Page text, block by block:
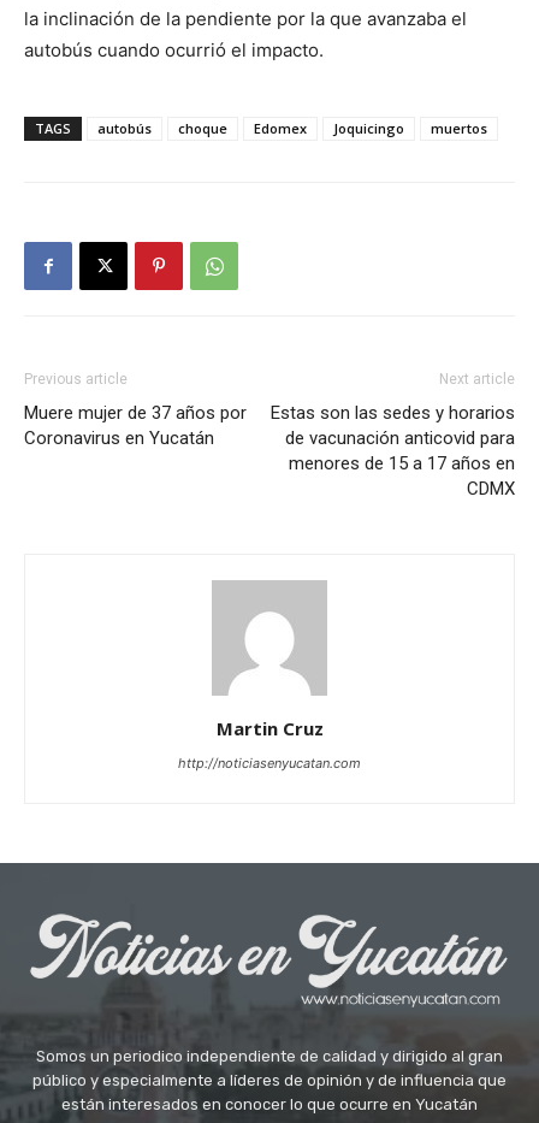
la inclinación de la pendiente por la que avanzaba el
autobús cuando ocurrió el impacto.
TAGS autobús choque Edomex Joquicingo muertos
Previous article
Muere mujer de 37 años por
Coronavirus en Yucatán
Next article
Estas son las sedes y horarios
de vacunación anticovid para
menores de 15 a 17 años en
CDMX
Martin Cruz
http://noticiasenyucatan.com
Somos un periodico independiente de calidad y dirigido al gran
público y especialmente a líderes de opinión y de influencia que
están interesados en conocer lo que ocurre en Yucatán